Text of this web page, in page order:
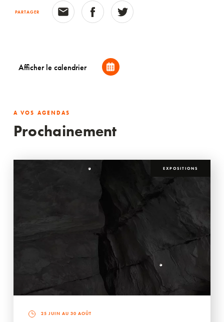
PARTAGER
Afficher le calendrier
A VOS AGENDAS
Prochainement
EXPOSITIONS
25 JUIN AU 30 AOÛT